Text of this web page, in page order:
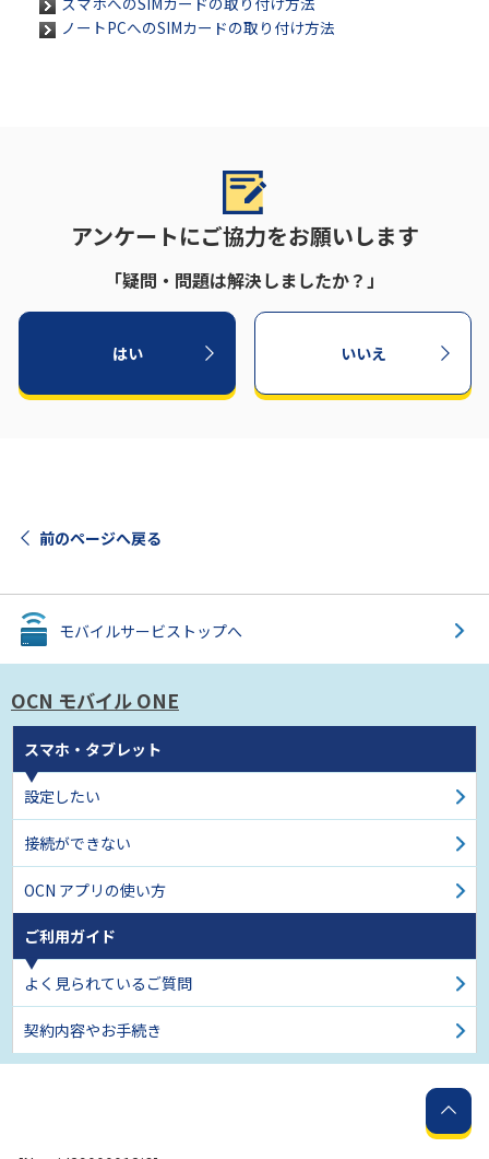
ノートPCへのSIMカードの取り付け方法
アンケートにご協力をお願いします
「疑問・問題は解決しましたか？」
はい いいえ
前のページへ戻る
モバイルサービス トップへ
OCN モバイル ONE
スマホ・タブレット
設定したい
接続ができない
OCN アプリの使い方
ご利用ガイド
よく見られているご質問
契約内容やお手続き